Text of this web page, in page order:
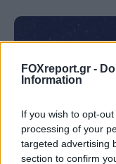
FOXreport.gr -
Information
If you wish to opt-
processing of your
targeted advertising
section to confirm